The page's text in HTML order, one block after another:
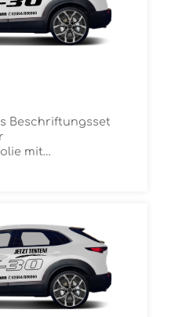
Beschriftungsset
mit
ist Rückstandsfrei